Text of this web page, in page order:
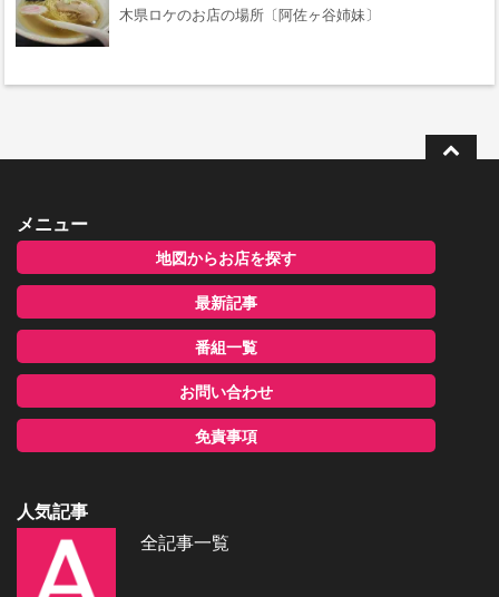
木県ロケのお店の場所〔阿佐ヶ谷姉妹〕
メニュー
地図からお店を探す
最新記事
番組一覧
お問い合わせ
免責事項
人気記事
全記事一覧